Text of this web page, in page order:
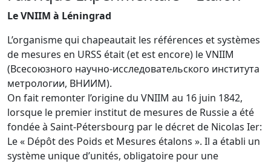
Le VNIIM à Léningrad
L’organisme qui chapeautait les références et systèmes
de mesures en URSS était (et est encore) le VNIIM
(Всесоюзного научно-исследовательского института
метрологии, ВНИИМ).
On fait remonter l’origine du VNIIM au 16 juin 1842,
lorsque le premier institut de mesures de Russie a été
fondée à Saint-Pétersbourg par le décret de Nicolas Ier:
Le « Dépôt des Poids et Mesures étalons ». Il a établi un
système unique d’unités, obligatoire pour une